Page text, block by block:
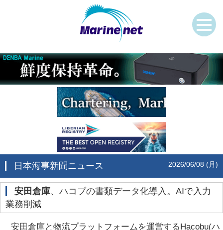
日本海事新聞ニュース 2026/06/08 (月)
安田倉庫、ハコブの書類データ化導入。AIで入力
業務削減
安田倉庫と物流プラットフォームを運営するHacobu(ハ